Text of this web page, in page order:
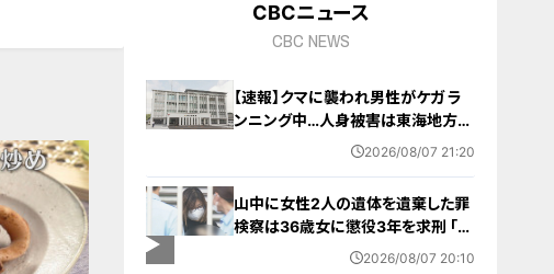
CBCニュース
CBC NEWS
【速報】クマに襲われ男性がケガ ラ
ンニング中…人身被害は東海地方で
今シーズン初めて 岐阜県高山市
2026/08/07 21:20
山中に女性2人の遺体を遺棄した罪
検察は36歳女に懲役3年を求刑 ｢遺
棄時に近くに居続けたこと自体が重
2026/08/07 20:10